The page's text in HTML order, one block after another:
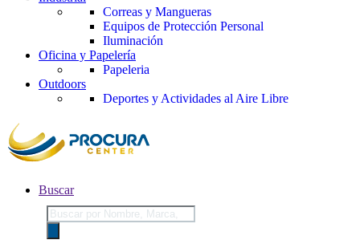
Correas y Mangueras
Equipos de Protección Personal
Iluminación
Oficina y Papelería
Papeleria
Outdoors
Deportes y Actividades al Aire Libre
Buscar
Búsqueda
de
productos